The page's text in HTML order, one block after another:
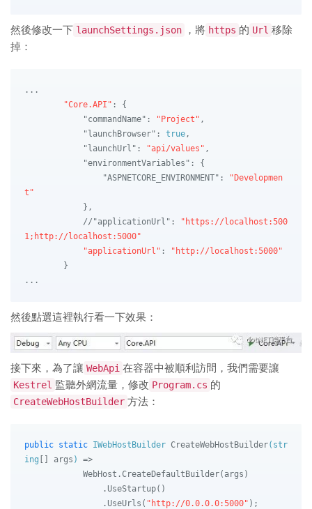
然後修改一下 launchSettings.json ，將 https 的 Url 移除
掉：
...
"Core.API" : {
"commandName" : "Project" ,
"launchBrowser" : true,
"launchUrl" : "api/values" ,
"environmentVariables" : {
"ASPNETCORE_ENVIRONMENT" :
"Developmen
t"
            //
"applicationUrl" :
"https://localhost:500
1;http://localhost:5000"
"applicationUrl" :
"http://localhost:5000"
然後點選這裡執行看一下效果：
接下來，為了讓 WebApi 在容器中被順利訪問，我們需要讓
Kestrel 監聽外網流量，修改 Program.cs 的
CreateWebHostBuilder 方法：
public static IWebHostBuilder CreateWebHostBuilder( str
ing [] args )
=>
                .UseUrls(
"http://0.0.0.0:5000"